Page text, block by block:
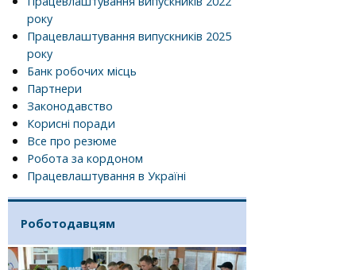
року
Працевлаштування випускників 2025
року
Банк робочих місць
Партнери
Законодавство
Корисні поради
Все про резюме
Робота за кордоном
Працевлаштування в Україні
Роботодавцям